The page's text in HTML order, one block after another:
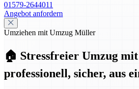
01579-2644011
Angebot anfordern
Umziehen mit Umzug Müller
🏠 Stressfreier Umzug
professionell, sicher, aus